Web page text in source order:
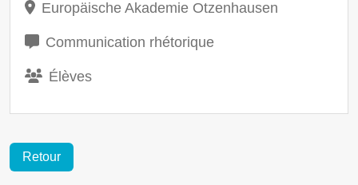
Europäische Akademie Otzenhausen
Communication rhétorique
Élèves
Retour